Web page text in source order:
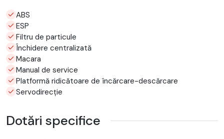
ABS
ESP
Filtru de particule
Închidere centralizată
Macara
Manual de service
Platformă ridicătoare de încărcare-descărcare
Servodirecție
Dotări specifice